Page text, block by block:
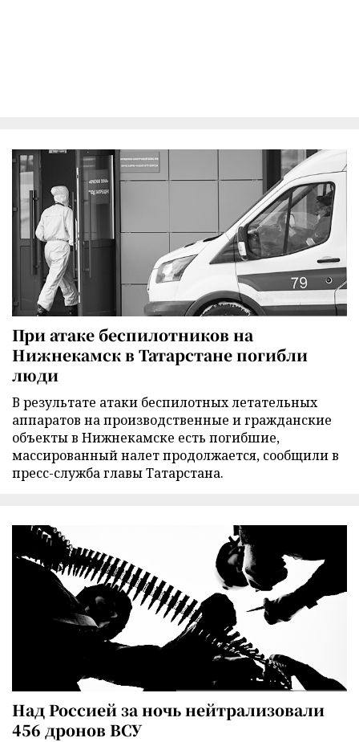
При атаке беспилотников на
Нижнекамск в Татарстане погибли
люди
В результате атаки беспилотных летательных
аппаратов на производственные и гражданские
объекты в Нижнекамске есть погибшие,
массированный налет продолжается, сообщили в
пресс-служба главы Татарстана.
Над Россией за ночь нейтрализовали
456 дронов ВСУ